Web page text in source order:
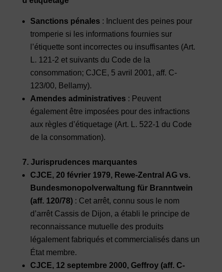
Sanctions pénales : Incluent des peines pour
tromperie si les informations fournies sur
l’étiquette sont incorrectes ou insuffisantes (Art.
L. 121-2 et suivants du Code de la
consommation; CJCE, 5 avril 2001, aff. C-
123/00, Bellamy).
Amendes administratives : Peuvent
également être imposées pour des infractions
aux règles d’étiquetage (Art. L. 522-1 du Code
de la consommation).
7. Jurisprudences marquantes
CJCE, 20 février 1979, Rewe-Zentral AG vs.
Bundesmonopolverwaltung für Branntwein
(aff. 120/78): Cet arrêt, connu sous le nom
d’arrêt Cassis de Dijon, a établi le principe de
reconnaissance mutuelle des produits
légalement fabriqués et commercialisés dans un
État membre.
CJCE, 12 septembre 2000, Geffroy (aff. C-